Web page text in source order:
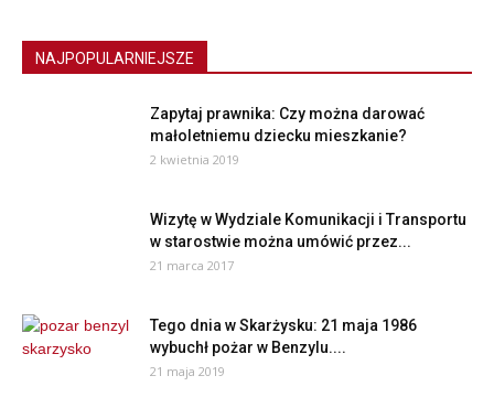
NAJPOPULARNIEJSZE
Zapytaj prawnika: Czy można darować
małoletniemu dziecku mieszkanie?
2 kwietnia 2019
Wizytę w Wydziale Komunikacji i Transportu
w starostwie można umówić przez...
21 marca 2017
Tego dnia w Skarżysku: 21 maja 1986
wybuchł pożar w Benzylu....
21 maja 2019